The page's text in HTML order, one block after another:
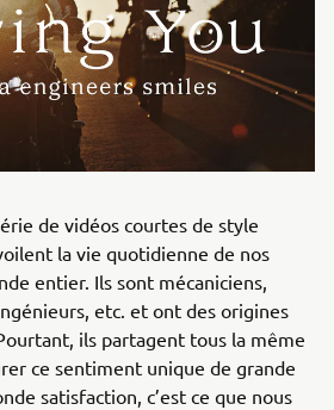
de vidéos courtes de style
la vie quotidienne de nos
entier. Ils sont mécaniciens,
etc. et ont des origines
ils partagent tous la même
ce sentiment unique de grande
satisfaction, c’est ce que nous